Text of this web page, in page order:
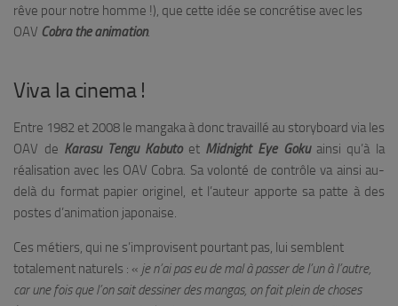
rêve pour notre homme !), que cette idée se concrétise avec les
OAV Cobra the animation.
Viva la cinema !
Entre 1982 et 2008 le mangaka à donc travaillé au storyboard via les
OAV de Karasu Tengu Kabutoet Midnight Eye Gokuainsi qu’à la
réalisation avec les OAV Cobra. Sa volonté de contrôle va ainsi au-
delà du format papier originel, et l’auteur apporte sa patte à des
postes d’animation japonaise.
Ces métiers, qui ne s’improvisent pourtant pas, lui semblent
totalement naturels : « je n’ai pas eu de mal à passer de l’un à l’autre,
car une fois que l’on sait dessiner des mangas, on fait plein de choses